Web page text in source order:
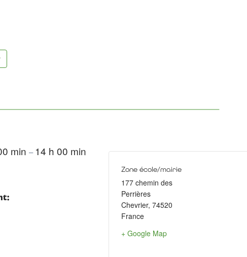
min – 14 h 00 min
Zone école/mairie
177 chemin des
Perrières
Chevrier, 74520
France
+ Google Map